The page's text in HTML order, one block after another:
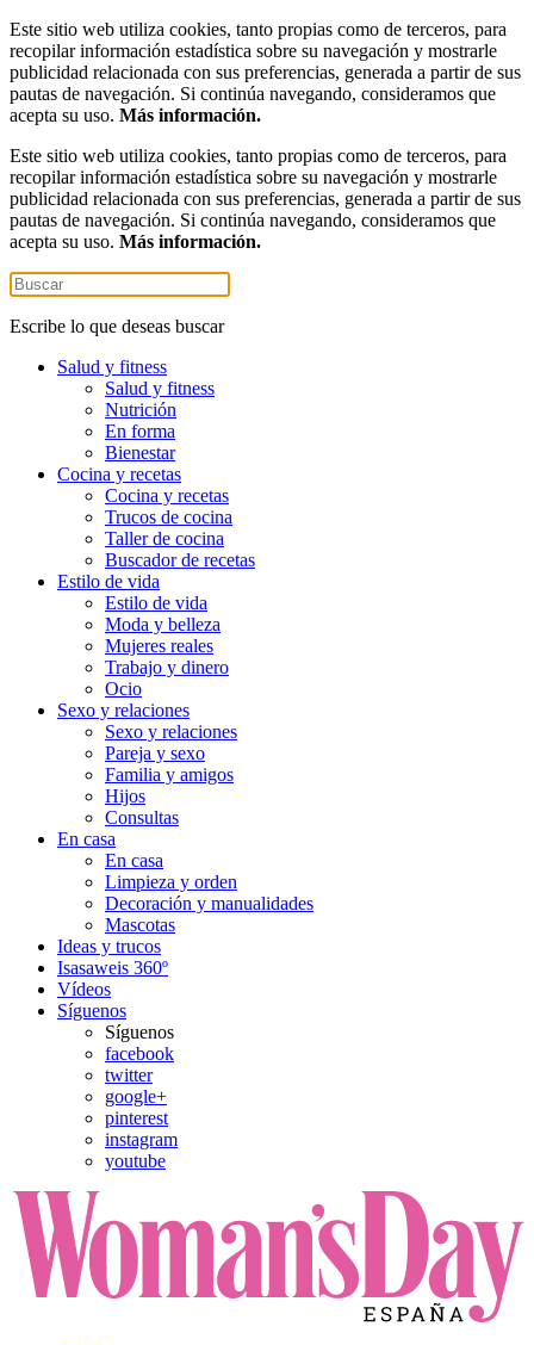
Este sitio web utiliza cookies, tanto propias como de terceros, para
recopilar información estadística sobre su navegación y mostrarle
publicidad relacionada con sus preferencias, generada a partir de sus
pautas de navegación. Si continúa navegando, consideramos que
acepta su uso. Más información.
Este sitio web utiliza cookies, tanto propias como de terceros, para
recopilar información estadística sobre su navegación y mostrarle
publicidad relacionada con sus preferencias, generada a partir de sus
pautas de navegación. Si continúa navegando, consideramos que
acepta su uso. Más información.
Escribe lo que deseas buscar
Salud y fitness
Salud y fitness
Nutrición
En forma
Bienestar
Cocina y recetas
Cocina y recetas
Trucos de cocina
Taller de cocina
Buscador de recetas
Estilo de vida
Estilo de vida
Moda y belleza
Mujeres reales
Trabajo y dinero
Ocio
Sexo y relaciones
Sexo y relaciones
Pareja y sexo
Familia y amigos
Hijos
Consultas
En casa
En casa
Limpieza y orden
Decoración y manualidades
Mascotas
Ideas y trucos
Isasaweis 360º
Vídeos
Síguenos
Síguenos
facebook
twitter
google+
pinterest
instagram
youtube